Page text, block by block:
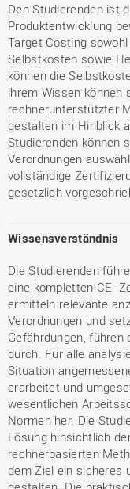
Den Studierenden ist
Produktentwicklung
Target Costing
Selbstkosten sowie
können die
ihrem Wissen können
rechnerunterstützter
gestalten im Hinblick
Studierenden können
Verordnungen
vollständige
gesetzlich
Wissensverständnis
Die Studierenden
eine kompletten CE-
ermitteln relevante
Verordnungen und
Gefährdungen, führen
durch. Für alle
Situation
erarbeitet und
wesentlichen
Normen her. Die
Lösung hinsichtlich
rechnerbasierten
dem Ziel ein sicheres